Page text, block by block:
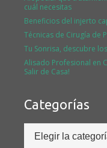
cuál necesitas
Beneficios del injerto
Técnicas de Cirugía de
Tu Sonrisa, descubre
Alisado Profesional en
Salir de Casa!
Categorías
Categorías